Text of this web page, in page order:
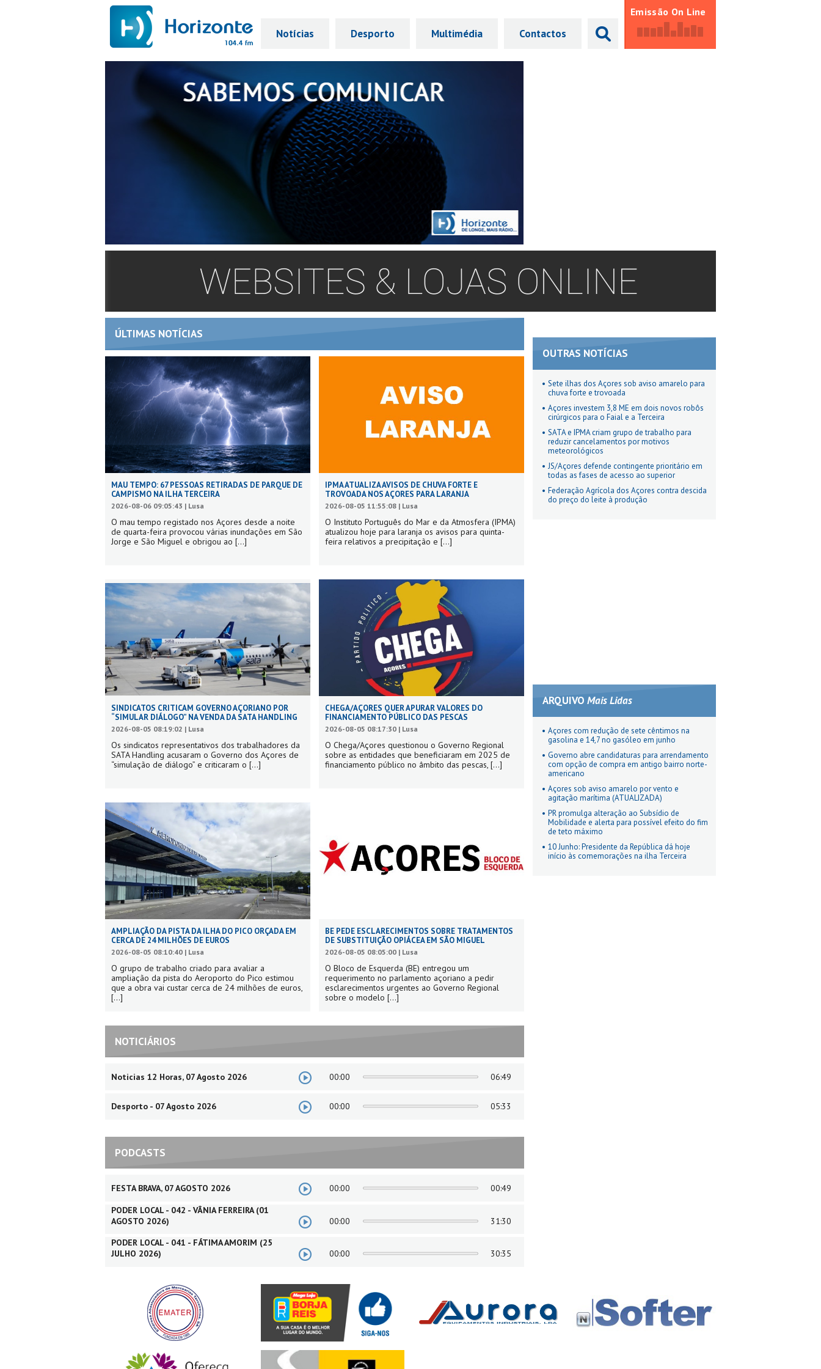
Notícias Desporto Multimédia Contactos
Emissão On Line
ÚLTIMAS NOTÍCIAS
MAU TEMPO: 67 PESSOAS RETIRADAS DE PARQUE DE
CAMPISMO NA ILHA TERCEIRA
2026-08-06 09:05:43 | Lusa
O mau tempo registado nos Açores desde a noite
de quarta-feira provocou várias inundações em São
Jorge e São Miguel e obrigou ao [...]
IPMA ATUALIZA AVISOS DE CHUVA FORTE E
TROVOADA NOS AÇORES PARA LARANJA
2026-08-05 11:55:08 | Lusa
O Instituto Português do Mar e da Atmosfera (IPMA)
atualizou hoje para laranja os avisos para quinta-
feira relativos a precipitação e [...]
SINDICATOS CRITICAM GOVERNO AÇORIANO POR
“SIMULAR DIÁLOGO” NA VENDA DA SATA HANDLING
2026-08-05 08:19:02 | Lusa
Os sindicatos representativos dos trabalhadores da
SATA Handling acusaram o Governo dos Açores de
“simulação de diálogo” e criticaram o [...]
CHEGA/AÇORES QUER APURAR VALORES DO
FINANCIAMENTO PÚBLICO DAS PESCAS
2026-08-05 08:17:30 | Lusa
O Chega/Açores questionou o Governo Regional
sobre as entidades que beneficiaram em 2025 de
financiamento público no âmbito das pescas, [...]
AMPLIAÇÃO DA PISTA DA ILHA DO PICO ORÇADA EM
CERCA DE 24 MILHÕES DE EUROS
2026-08-05 08:10:40 | Lusa
O grupo de trabalho criado para avaliar a
ampliação da pista do Aeroporto do Pico estimou
que a obra vai custar cerca de 24 milhões de euros,
[...]
BE PEDE ESCLARECIMENTOS SOBRE TRATAMENTOS
DE SUBSTITUIÇÃO OPIÁCEA EM SÃO MIGUEL
2026-08-05 08:05:00 | Lusa
O Bloco de Esquerda (BE) entregou um
requerimento no parlamento açoriano a pedir
esclarecimentos urgentes ao Governo Regional
sobre o modelo [...]
NOTICIÁRIOS
Noticias 12 Horas, 07 Agosto 2026 00:00 06:49
Desporto - 07 Agosto 2026 00:00 05:33
PODCASTS
FESTA BRAVA, 07 AGOSTO 2026 00:00
00:49
PODER LOCAL - 042 - VÂNIA FERREIRA (01
AGOSTO 2026)
00:00
31:30
PODER LOCAL - 041 - FÁTIMA AMORIM (25
JULHO 2026)
00:00 30:35
OUTRAS NOTÍCIAS
Sete ilhas dos Açores sob aviso amarelo para
chuva forte e trovoada
Açores investem 3,8 ME em dois novos robôs
cirúrgicos para o Faial e a Terceira
SATA e IPMA criam grupo de trabalho para
reduzir cancelamentos por motivos
meteorológicos
JS/Açores defende contingente prioritário em
todas as fases de acesso ao superior
Federação Agrícola dos Açores contra descida
do preço do leite à produção
ARQUIVO Mais Lidas
Açores com redução de sete cêntimos na
gasolina e 14,7 no gasóleo em junho
Governo abre candidaturas para arrendamento
com opção de compra em antigo bairro norte-
americano
Açores sob aviso amarelo por vento e
agitação marítima (ATUALIZADA)
PR promulga alteração ao Subsídio de
Mobilidade e alerta para possível efeito do fim
de teto máximo
10 Junho: Presidente da República dá hoje
início às comemorações na ilha Terceira